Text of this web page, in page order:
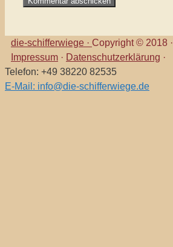
die-schifferwiege · Copyright © 2018 ·
Impressum · Datenschutzerklärung ·
Telefon: +49 38220 82535
E-Mail: info@die-schifferwiege.de